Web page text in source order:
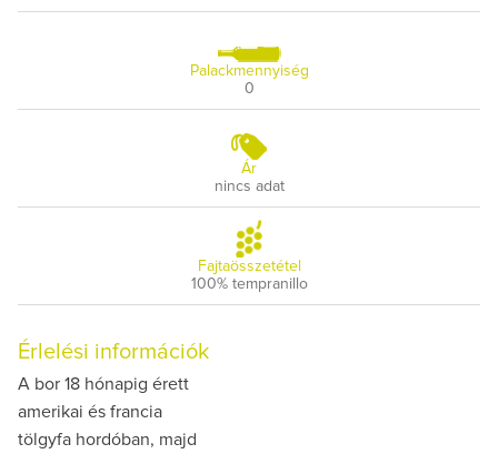
Palackmennyiség
0
Ár
nincs adat
Fajtaösszetétel
100% tempranillo
Érlelési információk
A bor 18 hónapig érett
amerikai és francia
tölgyfa hordóban, majd